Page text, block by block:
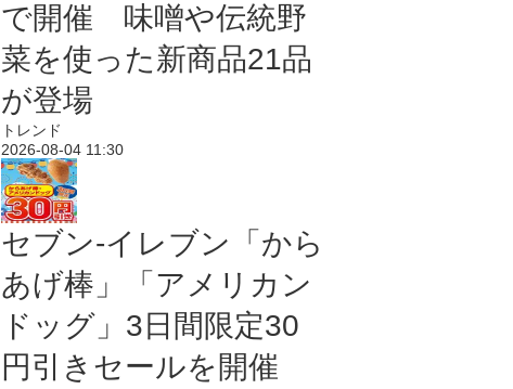
で開催 味噌や伝統野
菜を使った新商品21品
が登場
トレンド
2026-08-04 11:30
セブン‐イレブン「から
あげ棒」「アメリカン
ドッグ」3日間限定30
円引きセールを開催